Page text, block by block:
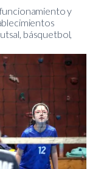
y
básquetbol,